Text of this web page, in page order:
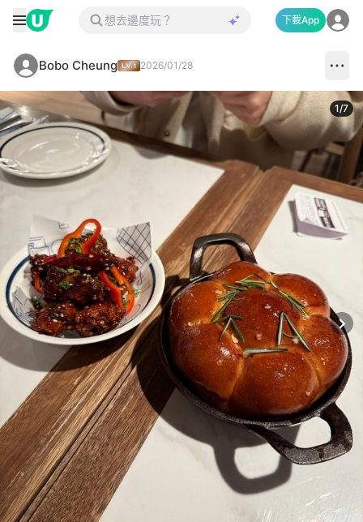
下載App
Bobo Cheung 2026/01/28
1/7